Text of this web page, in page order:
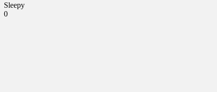
Sleepy
0